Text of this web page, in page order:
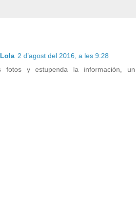
2 d’agost del 2016, a les 9:28
fotos y estupenda la información, un